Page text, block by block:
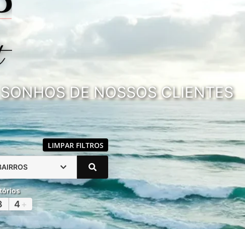
DE NOSSOS CLIENTES
LIMPAR FILTROS
4 +